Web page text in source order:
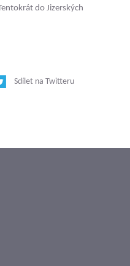
do Jizerských
Sdílet na Twitteru